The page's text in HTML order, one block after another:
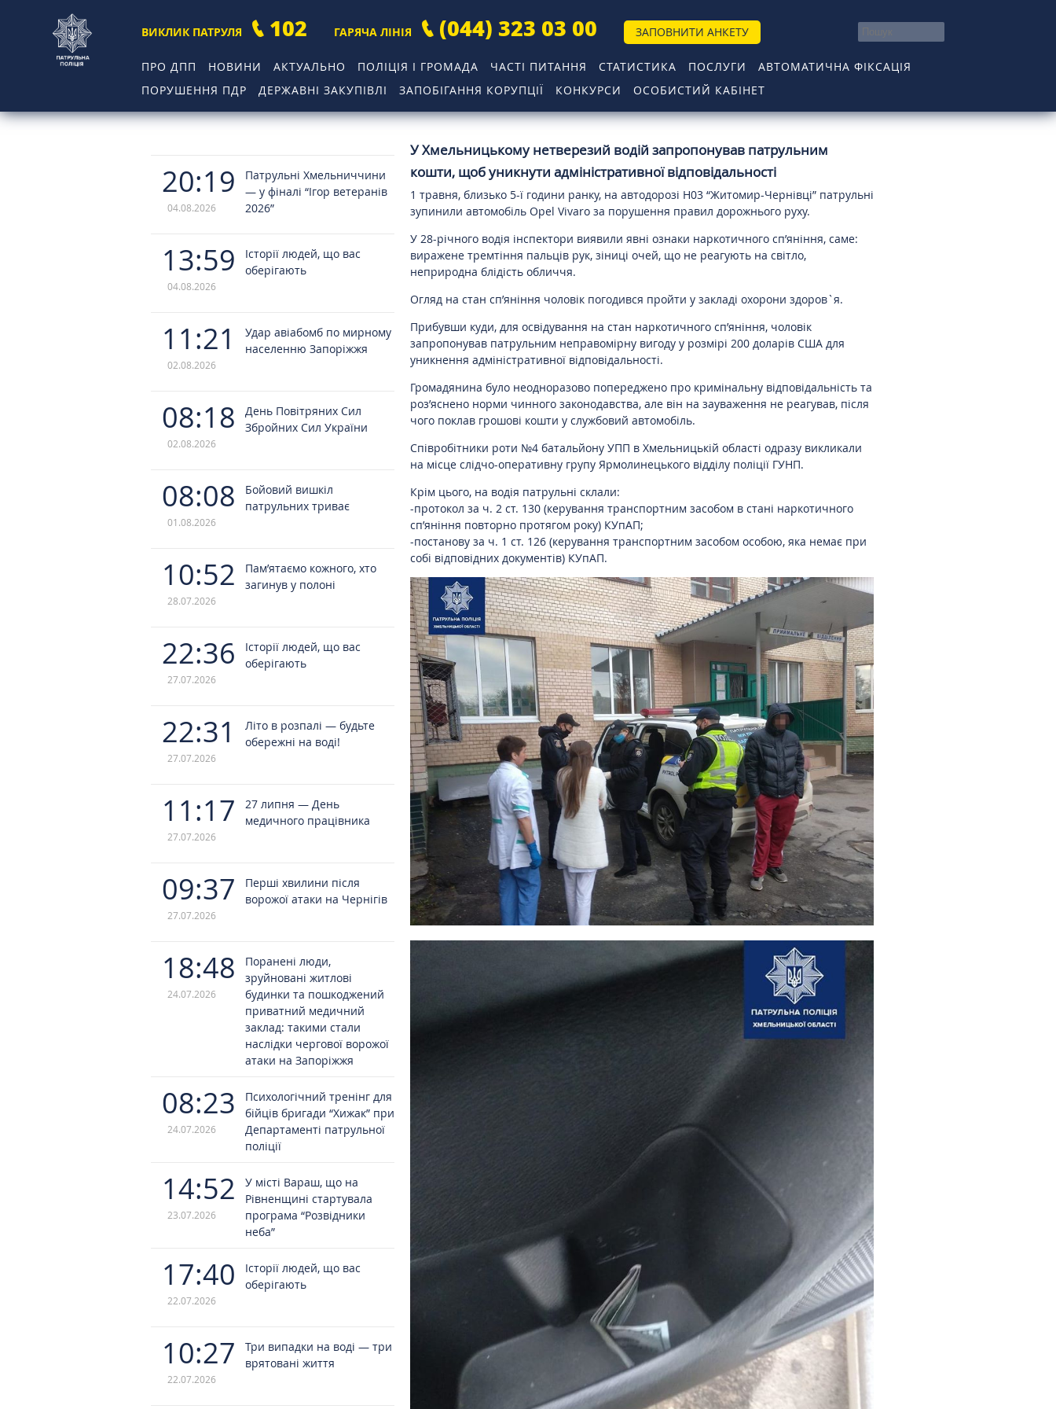
ВИКЛИК ПАТРУЛЯ 102 ГАРЯЧА ЛІНІЯ (044) 323 03 00 ЗАПОВНИТИ АНКЕТУ
ПРО ДПП НОВИНИ АКТУАЛЬНО ПОЛІЦІЯ І ГРОМАДА ЧАСТІ ПИТАННЯ СТАТИСТИКА ПОСЛУГИ
АВТОМАТИЧНА ФІКСАЦІЯ
ПОРУШЕННЯ ПДР
ДЕРЖАВНІ ЗАКУПІВЛІ ЗАПОБІГАННЯ КОРУПЦІЇ КОНКУРСИ ОСОБИСТИЙ КАБІНЕТ
20:19
04.08.2026
Патрульні Хмельниччини
— у фіналі “Ігор ветеранів
2026”
13:59
04.08.2026
Історії людей, що вас
оберігають
11:21
02.08.2026
Удар авіабомб по мирному
населенню Запоріжжя
08:18
02.08.2026
День Повітряних Сил
Збройних Сил України
08:08
01.08.2026
Бойовий вишкіл
патрульних триває
10:52
28.07.2026
Пам’ятаємо кожного, хто
загинув у полоні
22:36
27.07.2026
Історії людей, що вас
оберігають
22:31
27.07.2026
Літо в розпалі — будьте
обережні на воді!
11:17
27.07.2026
27 липня — День
медичного працівника
09:37
27.07.2026
Перші хвилини після
ворожої атаки на Чернігів
18:48
24.07.2026
Поранені люди,
зруйновані житлові
будинки та пошкоджений
приватний медичний
заклад: такими стали
наслідки чергової ворожої
атаки на Запоріжжя
08:23
24.07.2026
Психологічний тренінг для
бійців бригади “Хижак” при
Департаменті патрульної
поліції
14:52
23.07.2026
У місті Вараш, що на
Рівненщині стартувала
програма “Розвідники
неба”
17:40
22.07.2026
Історії людей, що вас
оберігають
10:27
22.07.2026
Три випадки на воді — три
врятовані життя
У Хмельницькому нетверезий водій запропонував патрульним
кошти, щоб уникнути адміністративної відповідальності
1 травня, близько 5-ї години ранку, на автодорозі Н03 “Житомир-Чернівці” патрульні
зупинили автомобіль Opel Vivaro за порушення правил дорожнього руху.
У 28-річного водія інспектори виявили явні ознаки наркотичного сп’яніння, саме:
виражене тремтіння пальців рук, зіниці очей, що не реагують на світло,
неприродна блідість обличчя.
Огляд на стан сп’яніння чоловік погодився пройти у закладі охорони здоров`я.
Прибувши куди, для освідування на стан наркотичного сп’яніння, чоловік
запропонував патрульним неправомірну вигоду у розмірі 200 доларів США для
уникнення адміністративної відповідальності.
Громадянина було неодноразово попереджено про кримінальну відповідальність та
роз’яснено норми чинного законодавства, але він на зауваження не реагував, після
чого поклав грошові кошти у службовий автомобіль.
Співробітники роти №4 батальйону УПП в Хмельницькій області одразу викликали
на місце слідчо-оперативну групу Ярмолинецького відділу поліції ГУНП.
Крім цього, на водія патрульні склали:
-протокол за ч. 2 ст. 130 (керування транспортним засобом в стані наркотичного
сп’яніння повторно протягом року) КУпАП;
-постанову за ч. 1 ст. 126 (керування транспортним засобом особою, яка немає при
собі відповідних документів) КУпАП.